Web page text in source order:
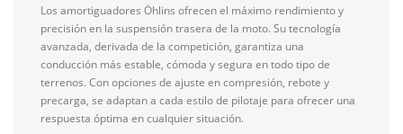
Los amortiguadores Öhlins ofrecen el máximo rendimiento y
precisión en la suspensión trasera de la moto. Su tecnología
avanzada, derivada de la competición, garantiza una
conducción más estable, cómoda y segura en todo tipo de
terrenos. Con opciones de ajuste en compresión, rebote y
precarga, se adaptan a cada estilo de pilotaje para ofrecer una
respuesta óptima en cualquier situación.